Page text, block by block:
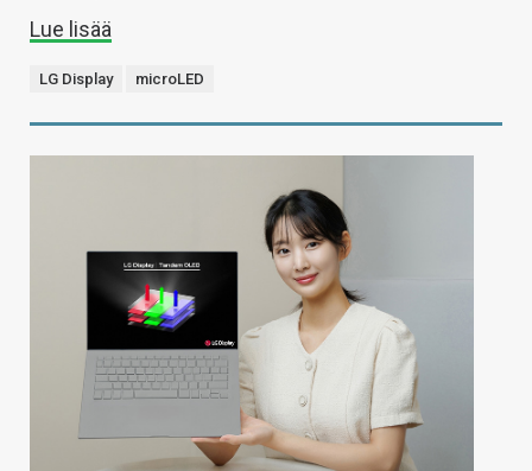
Lue lisää
LG Display microLED